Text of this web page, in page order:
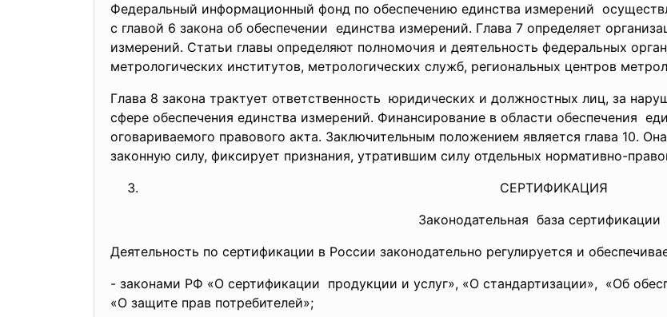
Федеральный информационный фонд по обеспечению единства измерений
с главой 6 закона об обеспечении единства измерений. Глава 7 определяет
измерений. Статьи главы определяют полномочия и деятельность федеральных
метрологических институтов, метрологических служб, региональных центров
Глава 8 закона трактует ответственность юридических и должностных лиц, за
сфере обеспечения единства измерений. Финансирование в области обеспечения
оговариваемого правового акта. Заключительным положением является глава 10.
законную силу, фиксирует признания, утратившим силу отдельных нормативно-
СЕРТИФИКАЦИЯ
Законодательная база сертификации
Деятельность по сертификации в России законодательно регулируется и
- законами РФ «О сертификации продукции и услуг», «О стандартизации», «Об
«О защите прав потребителей»;